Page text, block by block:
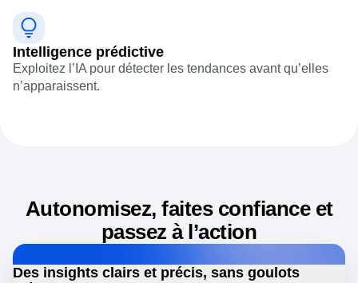
Intelligence prédictive
Exploitez l’IA pour détecter les tendances avant qu’elles
n’apparaissent.
Autonomisez, faites confiance et
passez à l’action
Des insights clairs et précis, sans goulots